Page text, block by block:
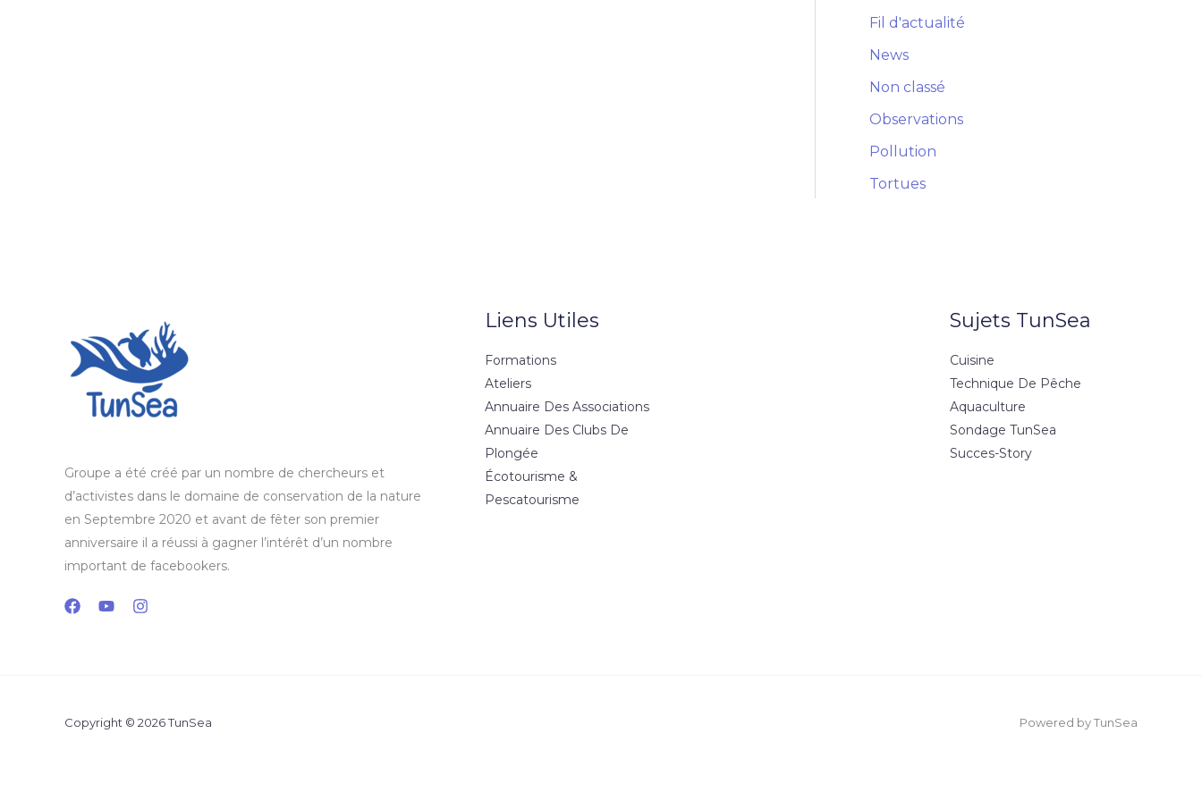
Fil d'actualité
News
Non classé
Observations
Pollution
Tortues
Groupe a été créé par un nombre de chercheurs et
d’activistes dans le domaine de conservation de la nature
en Septembre 2020 et avant de fêter son premier
anniversaire il a réussi à gagner l’intérêt d’un nombre
important de facebookers.
Liens Utiles
Formations
Ateliers
Annuaire Des Associations
Annuaire Des Clubs De
Plongée
Écotourisme &
Pescatourisme
Sujets TunSea
Cuisine
Technique De Pêche
Aquaculture
Sondage TunSea
Succes-Story
Copyright © 2026 TunSea Powered by TunSea